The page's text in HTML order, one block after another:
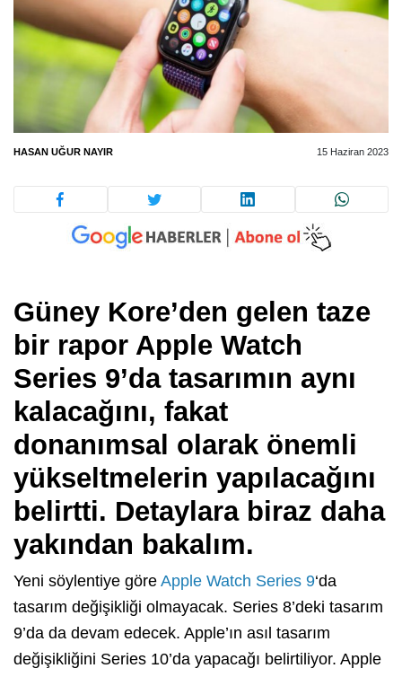
HASAN UĞUR NAYIR 15 Haziran 2023
Güney Kore’den gelen taze
bir rapor Apple Watch
Series 9’da tasarımın aynı
kalacağını, fakat
donanımsal olarak önemli
yükseltmelerin yapılacağını
belirtti. Detaylara biraz daha
yakından bakalım.
Yeni söylentiye göre Apple Watch Series 9‘da
tasarım değişikliği olmayacak. Series 8’deki tasarım
9’da da devam edecek. Apple’ın asıl tasarım
değişikliğini Series 10’da yapacağı belirtiliyor. Apple